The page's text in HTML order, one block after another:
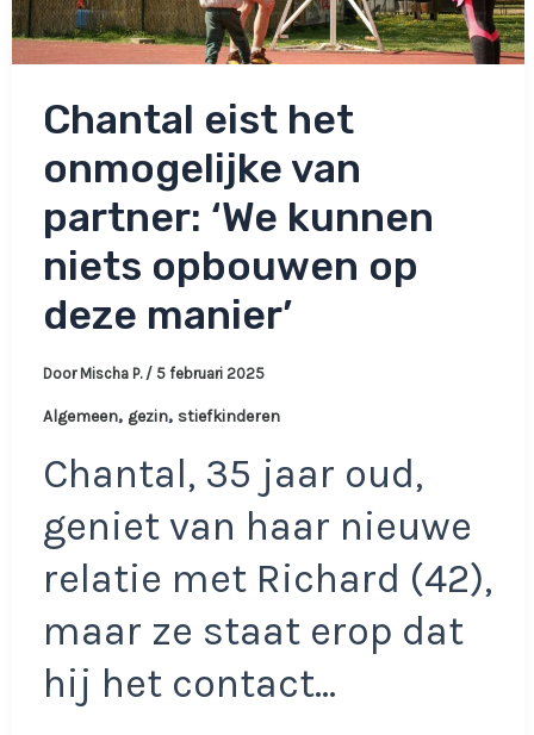
Chantal eist het
onmogelijke van
partner: ‘We kunnen
niets opbouwen op
deze manier’
Door Mischa P. / 5 februari 2025
Algemeen, gezin, stiefkinderen
Chantal, 35 jaar oud,
geniet van haar nieuwe
relatie met Richard (42),
maar ze staat erop dat
hij het contact…